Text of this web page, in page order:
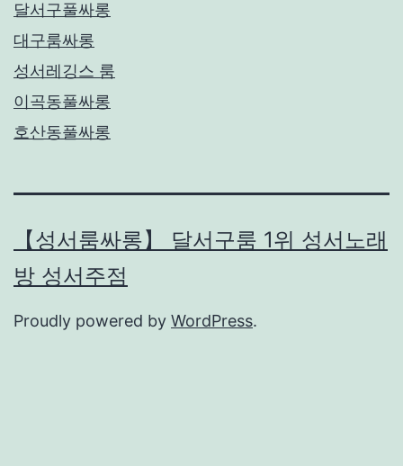
달서구풀싸롱
대구룸싸롱
성서레깅스 룸
이곡동풀싸롱
호산동풀싸롱
【성서룸싸롱】 달서구룸 1위 성서노래
방 성서주점
Proudly powered by WordPress.